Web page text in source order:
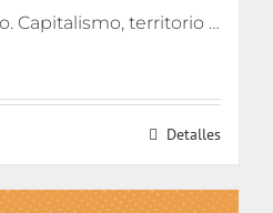
Las luchas del deseo. Capitalismo, territorio y ecología
Detalles